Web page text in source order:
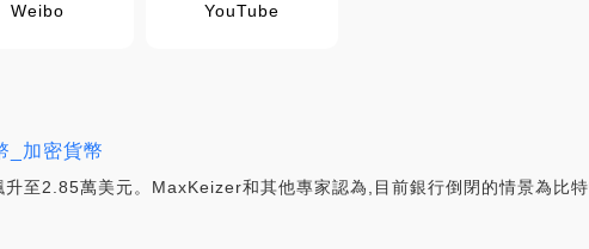
Weibo YouTube
_加密貨幣
至2.85萬美元。MaxKeizer和其他專家認為,目前銀行倒閉的情景為比